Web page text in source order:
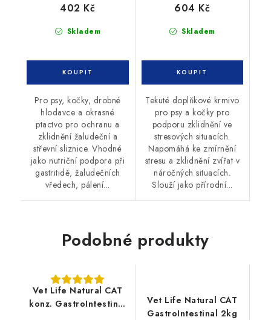
Skladem
402 Kč
Pro psy, kočky, drobné
hlodavce a okrasné
ptactvo pro ochranu a
zklidnění žaludeční a
střevní sliznice. Vhodné
jako nutriční podpora při
gastritidě, žaludečních
vředech, pálení...
Skladem
604 Kč
Tekuté doplňkové krmivo
pro psy a kočky pro
podporu zklidnění ve
stresových situacích.
Napomáhá ke zmírnění
stresu a zklidnění zvířat v
náročných situacích.
Slouží jako přírodní...
Podobné produkty
Vet Life Natural CAT
konz. GastroIntestinal
Vet Life Natural CAT
GastroIntestinal 2kg